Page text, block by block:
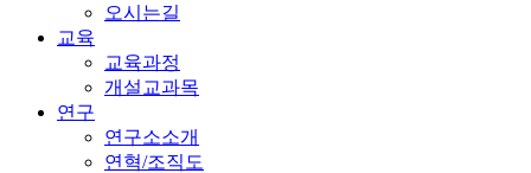
오시는길
교육
교육과정
개설교과목
연구
연구소소개
연혁/조직도